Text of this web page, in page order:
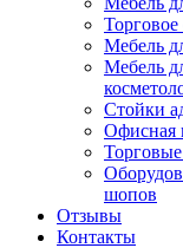
Мебель
Мебель
Стойки
Офисная
шопов
Отзывы
Контакты